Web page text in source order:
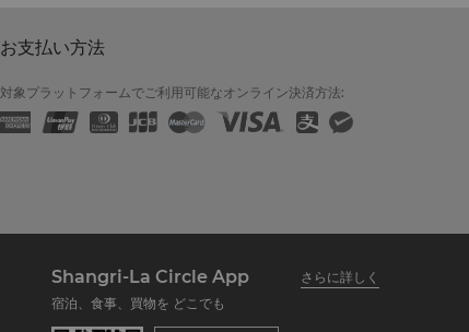
お支払い方法
対象プラットフォームでご利用可能なオンライン決済方法:
Shangri-La Circle App
さらに詳しく
宿泊、食事、買物を どこでも